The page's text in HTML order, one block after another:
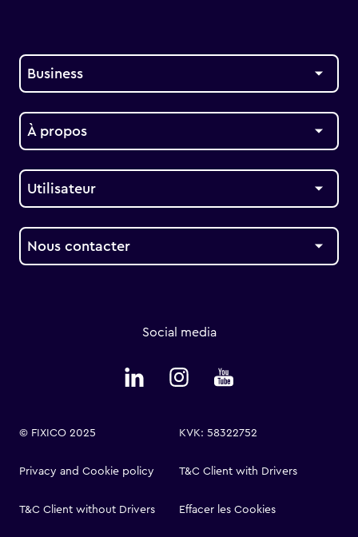
Business
À propos
Utilisateur
Nous contacter
Social media
© FIXICO 2025 KVK: 58322752
Privacy and Cookie policy T&C Client with Drivers
T&C Client without Drivers Effacer les Cookies